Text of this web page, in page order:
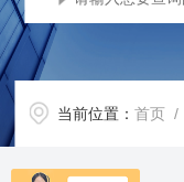
当前位置：首页 /